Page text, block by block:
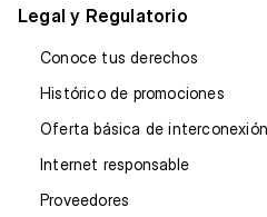
Legal y Regulatorio
Conoce tus derechos
Histórico de promociones
Oferta básica de interconexión
Internet responsable
Proveedores